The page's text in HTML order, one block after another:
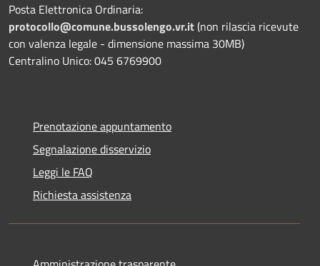
Posta Elettronica Ordinaria:
protocollo@comune.bussolengo.vr.it(non rilascia ricevute
con valenza legale - dimensione massima 30MB)
Centralino Unico: 045 6769900
Prenotazione appuntamento
Segnalazione disservizio
Leggi le FAQ
Richiesta assistenza